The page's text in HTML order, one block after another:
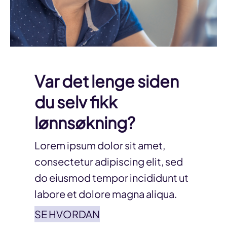
Var det lenge siden
du selv fikk
lønnsøkning?
Lorem ipsum dolor sit amet,
consectetur adipiscing elit, sed
do eiusmod tempor incididunt ut
labore et dolore magna aliqua.
SE HVORDAN